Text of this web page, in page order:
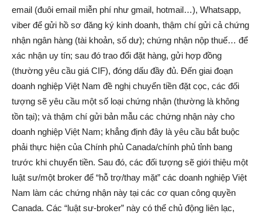
email (đuôi email miễn phí như gmail, hotmail…), Whatsapp,
viber để gửi hồ sơ đăng ký kinh doanh, thậm chí gửi cả chứng
nhận ngân hàng (tài khoản, số dư); chứng nhận nộp thuế… để
xác nhận uy tín; sau đó trao đổi đặt hàng, gửi hợp đồng
(thường yêu cầu giá CIF), đóng dấu đầy đủ. Đến giai đoạn
doanh nghiệp Việt Nam đề nghị chuyển tiền đặt cọc, các đối
tượng sẽ yêu cầu một số loại chứng nhận (thường là không
tồn tại); và thậm chí gửi bản mẫu các chứng nhận này cho
doanh nghiệp Việt Nam; khẳng định đây là yêu cầu bắt buộc
phải thực hiện của Chính phủ Canada/chính phủ tỉnh bang
trước khi chuyển tiền. Sau đó, các đối tượng sẽ giới thiệu một
luật sư/một broker để “hỗ trợ/thay mặt” các doanh nghiệp Việt
Nam làm các chứng nhận này tại các cơ quan công quyền
Canada. Các “luật sư-broker” này có thể chủ động liên lạc,